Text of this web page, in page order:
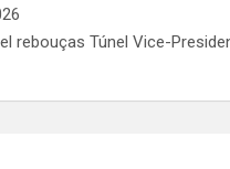
rebouças Túnel Vice-